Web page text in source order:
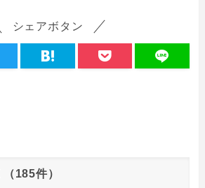
シェアボタン
（185件）